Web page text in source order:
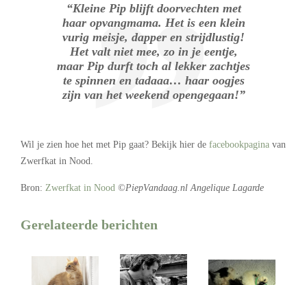
“Kleine Pip blijft doorvechten met
haar opvangmama. Het is een klein
vurig meisje, dapper en strijdlustig!
Het valt niet mee, zo in je eentje,
maar Pip durft toch al lekker zachtjes
te spinnen en tadaaa… haar oogjes
zijn van het weekend opengegaan!”
Wil je zien hoe het met Pip gaat? Bekijk hier de facebookpagina van
Zwerfkat in Nood.
Bron: Zwerfkat in Nood ©PiepVandaag.nl Angelique Lagarde
Gerelateerde berichten